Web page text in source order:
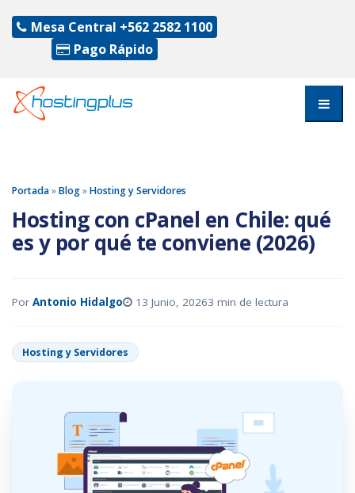
Mesa Central +562 2582 1100
Pago Rápido
Portada»Blog»Hosting y Servidores
Hosting con cPanel en Chile: qué
es y por qué te conviene (2026)
Por Antonio Hidalgo 13 Junio, 20263 min de lectura
Hosting y Servidores